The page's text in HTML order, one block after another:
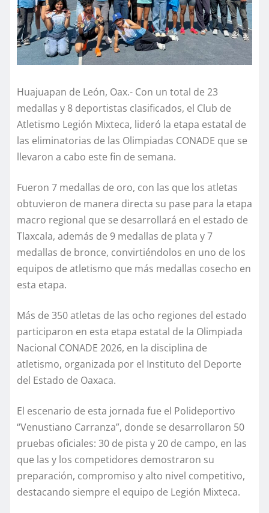
Huajuapan de León, Oax.- Con un total de 23
medallas y 8 deportistas clasificados, el Club de
Atletismo Legión Mixteca, lideró la etapa estatal de
las eliminatorias de las Olimpiadas CONADE que se
llevaron a cabo este fin de semana.
Fueron 7 medallas de oro, con las que los atletas
obtuvieron de manera directa su pase para la etapa
macro regional que se desarrollará en el estado de
Tlaxcala, además de 9 medallas de plata y 7
medallas de bronce, convirtiéndolos en uno de los
equipos de atletismo que más medallas cosecho en
esta etapa.
Más de 350 atletas de las ocho regiones del estado
participaron en esta etapa estatal de la Olimpiada
Nacional CONADE 2026, en la disciplina de
atletismo, organizada por el Instituto del Deporte
del Estado de Oaxaca.
El escenario de esta jornada fue el Polideportivo
“Venustiano Carranza”, donde se desarrollaron 50
pruebas oficiales: 30 de pista y 20 de campo, en las
que las y los competidores demostraron su
preparación, compromiso y alto nivel competitivo,
destacando siempre el equipo de Legión Mixteca.